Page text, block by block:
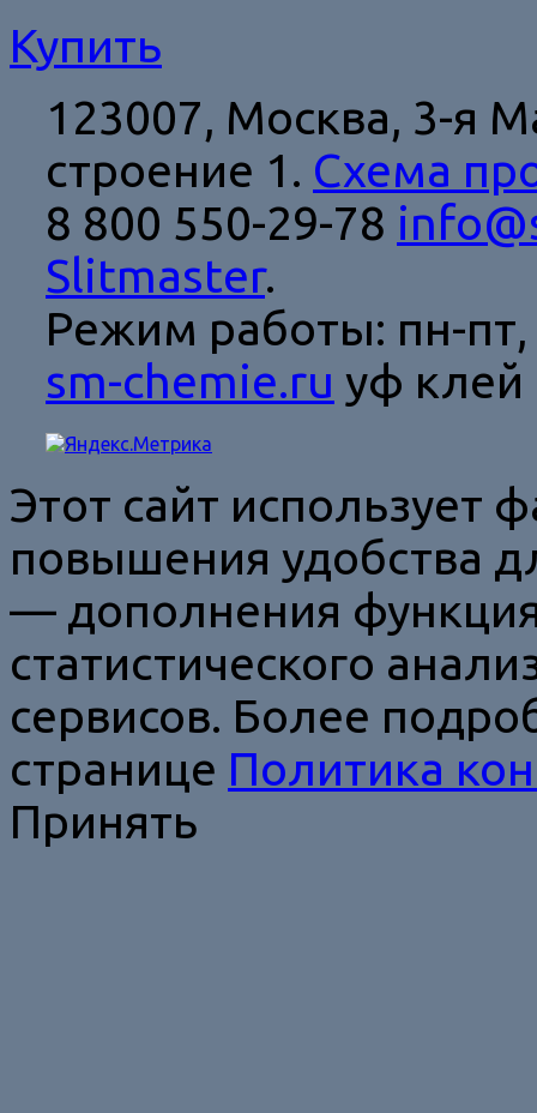
Купить
123007, Москва, 3-я
строение 1. Схема
8 800 550-29-78
Slitmaster.
Режим работы: пн-пт,
sm-chemie.ru уф клей
Этот сайт использует
повышения удобства
— дополнения
статистического
сервисов. Более
странице Политика
Принять